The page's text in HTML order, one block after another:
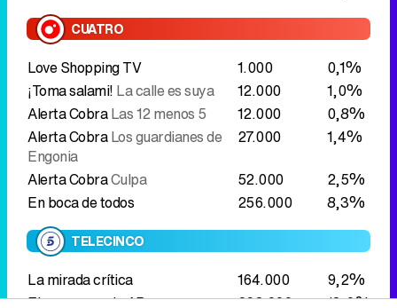
Alerta CobraLos guardianes de
Engonia
27.000
1,4%
Alerta Cobra
Culpa 52.000
2,5%
En boca de todos
256.000 8,3%
TELECINCO
La mirada crítica
El programa de AR
298.000
13,0%
EntrevistaFernando Clavijo 324.000
14,7%
Vamos a ver
378.000
10,9%
El precio justo
623.000 9,2%
LASEXTA